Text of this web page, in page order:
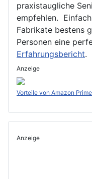
praxistaugliche
empfehlen.
Fabrikate bestens
Personen eine
Erfahrungsbericht.
Anzeige
Vorteile von Amazon
Anzeige